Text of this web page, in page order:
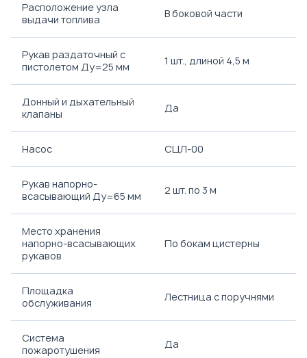
Расположение узла
выдачи топлива
В боковой части
Рукав раздаточный с
пистолетом Ду=25 мм
1 шт., длиной 4,5 м
Донный и дыхательный
клапаны
Да
Насос СЦЛ-00
Рукав напорно-
всасывающий Ду=65 мм
2 шт. по 3 м
Место хранения
напорно-всасывающих
рукавов
По бокам цистерны
Площадка
обслуживания
Лестница с поручнями
Система
пожаротушения
Да